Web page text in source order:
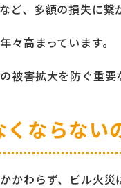
ど、多額の損失に
々高まっています。
被害拡大を防ぐ重要
ならない
かわらず、ビル火災